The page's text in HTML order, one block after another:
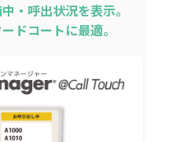
・呼出状況を表示。
ドコートに最適。